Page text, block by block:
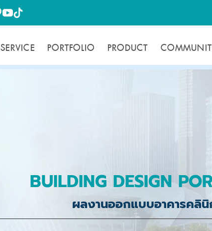
SERVICE PORTFOLIO PRODUCT
BUILDING DESIGN
ผลงานออกแบบอาคารคลิ